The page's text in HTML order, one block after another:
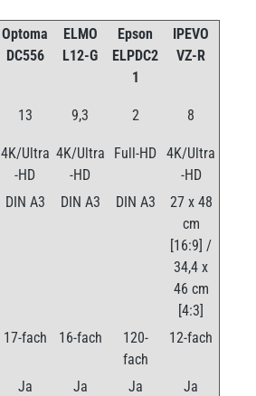
Optoma
DC556
ELMO
L12-G
Epson
ELPDC2
1
IPEVO
VZ-R
13 9,3 2 8
4K/Ultra
-HD
4K/Ultra
-HD
Full-HD 4K/Ultra
-HD
DIN A3 DIN A3 DIN A3
27 x 48
cm
[16:9] /
34,4 x
46 cm
[4:3]
17-fach 16-fach
120-
fach
12-fach
Ja Ja Ja Ja